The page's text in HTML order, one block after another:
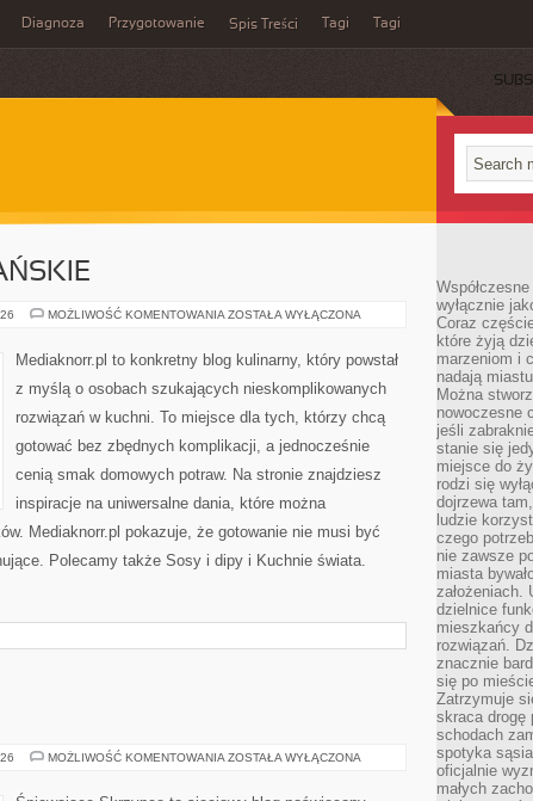
Diagnoza Przygotowanie Spis Treści Tagi Tagi
MOŻLIWOŚĆ KOMENTOWANIA DANIA
ZOSTAŁA WYŁĄCZONA
Mediaknorr.pl to konkretny blog kulinarny, który powstał
z myślą o osobach szukających nieskomplikowanych
rozwiązań w kuchni. To miejsce dla tych, którzy chcą
gotować bez zbędnych komplikacji, a jednocześnie
cenią smak domowych potraw. Na stronie znajdziesz
inspiracje na uniwersalne dania, które można
Mediaknorr.pl pokazuje, że gotowanie nie musi być
Polecamy także Sosy i dipy i Kuchnie świata.
MOŻLIWOŚĆ KOMENTOWANIA TRENDY
ZOSTAŁA WYŁĄCZONA
wyłącznie
Coraz
które żyją
marzeniom i
nadają
Można
nowoczesne
jeśli
stanie się
miejsce do
rodzi się
dojrzewa
ludzie
czego
nie zawsze
miasta
założeniach.
dzielnice
mieszkańcy
rozwiązań.
znacznie
się po
Zatrzymuje
skraca drogę
schodach
spotyka
oficjalnie
małych